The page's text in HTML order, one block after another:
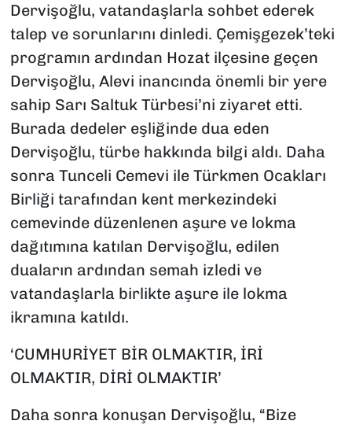
Dervişoğlu, vatandaşlarla sohbet ederek
talep ve sorunlarını dinledi. Çemişgezek’teki
programın ardından Hozat ilçesine geçen
Dervişoğlu, Alevi inancında önemli bir yere
sahip Sarı Saltuk Türbesi’ni ziyaret etti.
Burada dedeler eşliğinde dua eden
Dervişoğlu, türbe hakkında bilgi aldı. Daha
sonra Tunceli Cemevi ile Türkmen Ocakları
Birliği tarafından kent merkezindeki
cemevinde düzenlenen aşure ve lokma
dağıtımına katılan Dervişoğlu, edilen
duaların ardından semah izledi ve
vatandaşlarla birlikte aşure ile lokma
ikramına katıldı.
‘CUMHURİYET BİR OLMAKTIR, İRİ
OLMAKTIR, DİRİ OLMAKTIR’
Daha sonra konuşan Dervişoğlu, “Bize